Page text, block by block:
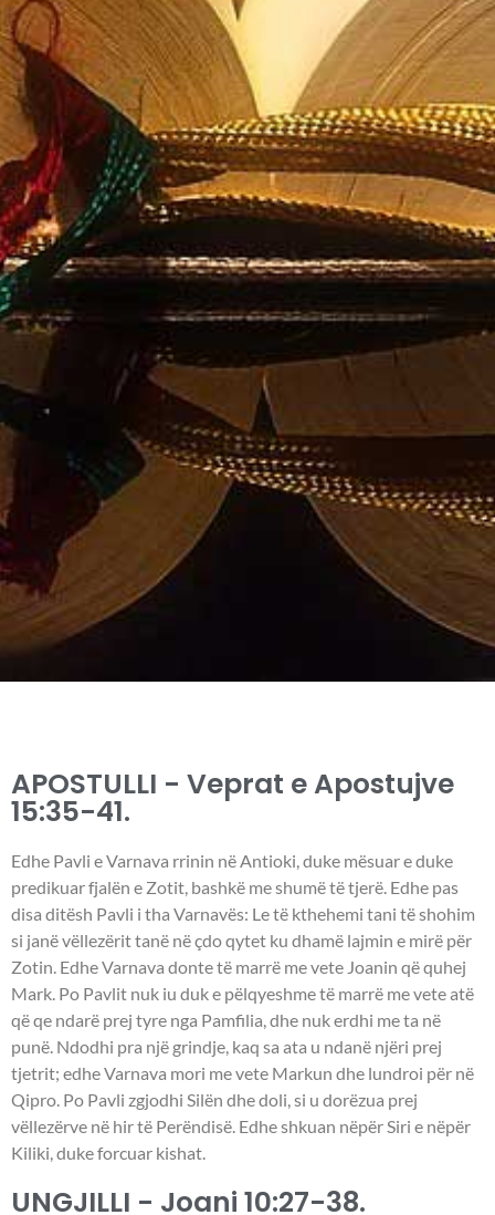
APOSTULLI - Veprat e Apostujve
15:35-41.
Edhe Pavli e Varnava rrinin në Antioki, duke mësuar e duke
predikuar fjalën e Zotit, bashkë me shumë të tjerë. Edhe pas
disa ditësh Pavli i tha Varnavës: Le të kthehemi tani të shohim
si janë vëllezërit tanë në çdo qytet ku dhamë lajmin e mirë për
Zotin. Edhe Varnava donte të marrë me vete Joanin që quhej
Mark. Po Pavlit nuk iu duk e pëlqyeshme të marrë me vete atë
që qe ndarë prej tyre nga Pamfilia, dhe nuk erdhi me ta në
punë. Ndodhi pra një grindje, kaq sa ata u ndanë njëri prej
tjetrit; edhe Varnava mori me vete Markun dhe lundroi për në
Qipro. Po Pavli zgjodhi Silën dhe doli, si u dorëzua prej
vëllezërve në hir të Perëndisë. Edhe shkuan nëpër Siri e nëpër
Kiliki, duke forcuar kishat.
UNGJILLI - Joani 10:27-38.